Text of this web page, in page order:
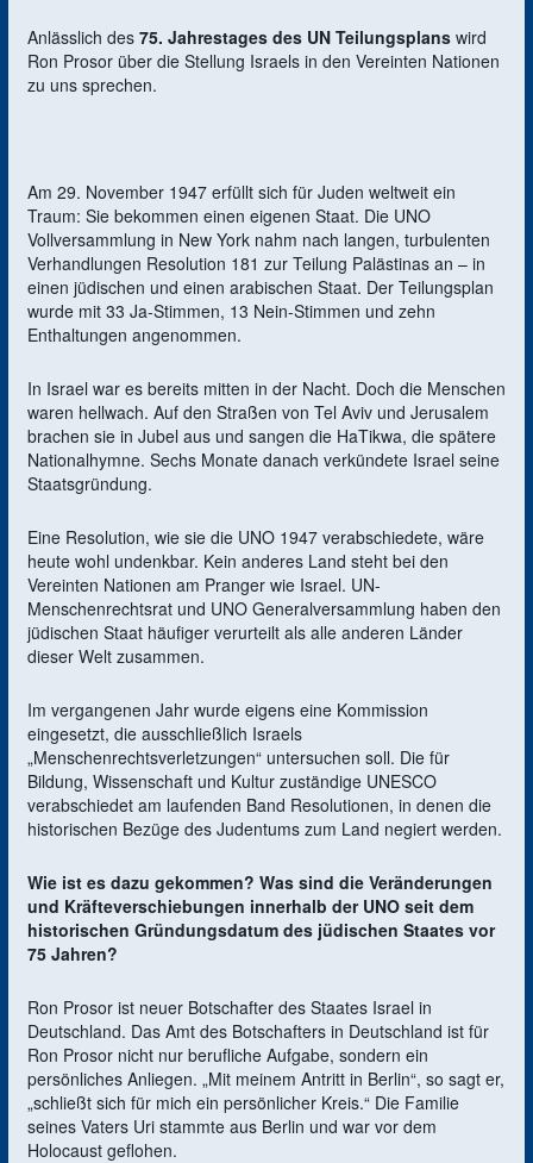
Anlässlich des 75. Jahrestages des UN Teilungsplanswird
Ron Prosor über die Stellung Israels in den Vereinten Nationen
zu uns sprechen.
Am 29. November 1947 erfüllt sich für Juden weltweit ein
Traum: Sie bekommen einen eigenen Staat. Die UNO
Vollversammlung in New York nahm nach langen, turbulenten
Verhandlungen Resolution 181 zur Teilung Palästinas an – in
einen jüdischen und einen arabischen Staat. Der Teilungsplan
wurde mit 33 Ja-Stimmen, 13 Nein-Stimmen und zehn
Enthaltungen angenommen.
In Israel war es bereits mitten in der Nacht. Doch die Menschen
waren hellwach. Auf den Straßen von Tel Aviv und Jerusalem
brachen sie in Jubel aus und sangen die HaTikwa, die spätere
Nationalhymne. Sechs Monate danach verkündete Israel seine
Staatsgründung.
Eine Resolution, wie sie die UNO 1947 verabschiedete, wäre
heute wohl undenkbar. Kein anderes Land steht bei den
Vereinten Nationen am Pranger wie Israel. UN-
Menschenrechtsrat und UNO Generalversammlung haben den
jüdischen Staat häufiger verurteilt als alle anderen Länder
dieser Welt zusammen.
Im vergangenen Jahr wurde eigens eine Kommission
eingesetzt, die ausschließlich Israels
„Menschenrechtsverletzungen“ untersuchen soll. Die für
Bildung, Wissenschaft und Kultur zuständige UNESCO
verabschiedet am laufenden Band Resolutionen, in denen die
historischen Bezüge des Judentums zum Land negiert werden.
Wie ist es dazu gekommen? Was sind die Veränderungen
und Kräfteverschiebungen innerhalb der UNO seit dem
historischen Gründungsdatum des jüdischen Staates vor
75 Jahren?
Ron Prosor ist neuer Botschafter des Staates Israel in
Deutschland. Das Amt des Botschafters in Deutschland ist für
Ron Prosor nicht nur berufliche Aufgabe, sondern ein
persönliches Anliegen. „Mit meinem Antritt in Berlin“, so sagt er,
„schließt sich für mich ein persönlicher Kreis.“ Die Familie
seines Vaters Uri stammte aus Berlin und war vor dem
Holocaust geflohen.